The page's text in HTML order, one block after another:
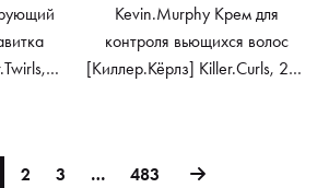
Kevin.Murphy Крем для
контроля вьющихся волос
[Киллер.Кёрлз] Killer.Curls, 200
2 3 … 483